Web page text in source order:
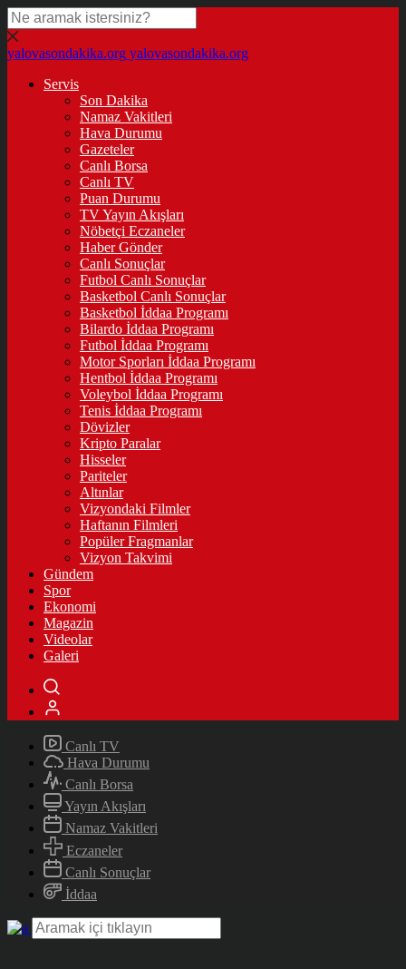
yalovasondakika.org yalovasondakika.org
Servis
Son Dakika
Namaz Vakitleri
Hava Durumu
Gazeteler
Canlı Borsa
Canlı TV
Puan Durumu
TV Yayın Akışları
Nöbetçi Eczaneler
Haber Gönder
Canlı Sonuçlar
Futbol Canlı Sonuçlar
Basketbol Canlı Sonuçlar
Basketbol İddaa Programı
Bilardo İddaa Programı
Futbol İddaa Programı
Motor Sporları İddaa Programı
Hentbol İddaa Programı
Voleybol İddaa Programı
Tenis İddaa Programı
Dövizler
Kripto Paralar
Hisseler
Pariteler
Altınlar
Vizyondaki Filmler
Haftanın Filmleri
Popüler Fragmanlar
Vizyon Takvimi
Gündem
Spor
Ekonomi
Magazin
Videolar
Galeri
Canlı TV
Hava Durumu
Canlı Borsa
Yayın Akışları
Namaz Vakitleri
Eczaneler
Canlı Sonuçlar
İddaa